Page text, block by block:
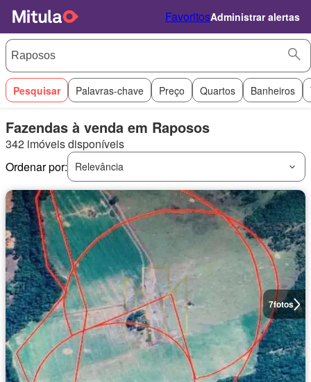
FavoritosAdministrar alertas
Pesquisar Palavras-chave Preço Quartos Banheiros
Fazendas à venda em Raposos
342 imóveis disponíveis
Ordenar por:
Relevância
7fotos